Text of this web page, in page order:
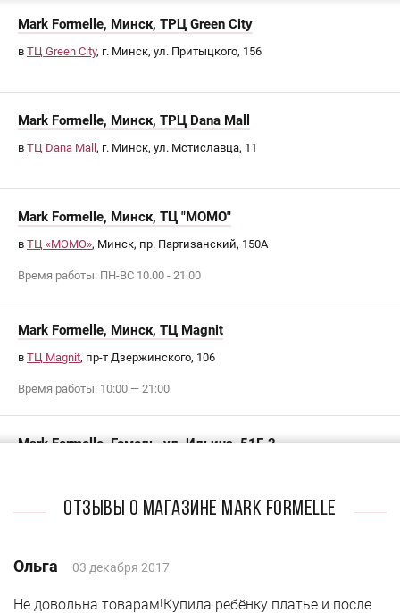
Mark Formelle, Минск, ТРЦ Green City
в ТЦ Green City, г. Минск, ул. Притыцкого, 156
Mark Formelle, Минск, ТРЦ Dana Mall
в ТЦ Dana Mall , г. Минск, ул. Мстиславца, 11
Mark Formelle, Минск, ТЦ "МОМО"
в ТЦ «МОМО», Минск, пр. Партизанский, 150А
Время работы: ПН-ВС 10.00 - 21.00
Mark Formelle, Минск, ТЦ Magnit
в ТЦ Magnit, пр-т Дзержинского, 106
Время работы: 10:00 — 21:00
Mark Formelle, Гомель, ул. Ильича, 51Г, 2
Тел. +375 (23) 2255453
Время работы: ПН-ВС 10:00 — 20:00
Mark Formelle, Мозырь, ул. Советская, 130
Мозырь, ул. Советская, 130,
Отзывы о магазине Mark Formelle
Ольга 03 декабря 2017
Не довольна товарам!Купила ребёнку платье и после